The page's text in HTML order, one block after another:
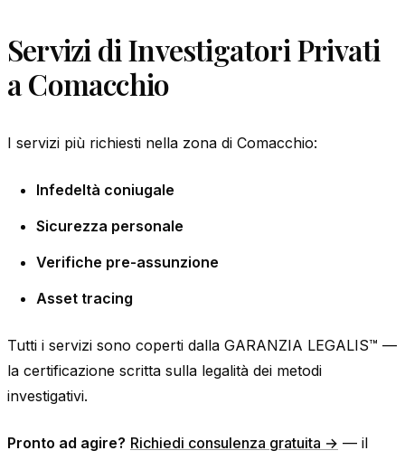
Servizi di Investigatori Privati
a Comacchio
I servizi più richiesti nella zona di Comacchio:
Infedeltà coniugale
Sicurezza personale
Verifiche pre-assunzione
Asset tracing
Tutti i servizi sono coperti dalla GARANZIA LEGALIS™ —
la certificazione scritta sulla legalità dei metodi
investigativi.
Pronto ad agire? Richiedi consulenza gratuita → — il